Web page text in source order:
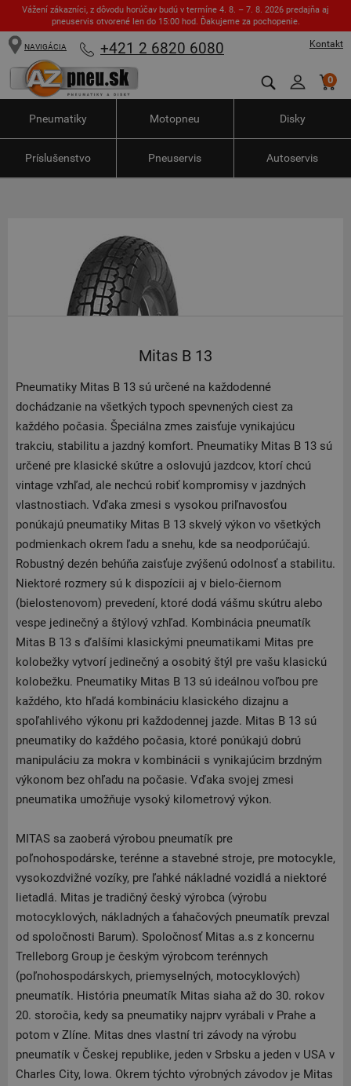
Vážení zákazníci, z dôvodu horúčav budú v termíne 4. 8. – 7. 8. 2026 predajňa aj
pneuservis otvorené len do 15:00 hod. Ďakujeme za pochopenie.
Kontakt
NAVIGÁCIA +421 2 6820 6080
0
Pneumatiky Motopneu Disky
Príslušenstvo Pneuservis Autoservis
Mitas B 13
Pneumatiky Mitas B 13 sú určené na každodenné
dochádzanie na všetkých typoch spevnených ciest za
každého počasia. Špeciálna zmes zaisťuje vynikajúcu
trakciu, stabilitu a jazdný komfort. Pneumatiky Mitas B 13 sú
určené pre klasické skútre a oslovujú jazdcov, ktorí chcú
vintage vzhľad, ale nechcú robiť kompromisy v jazdných
vlastnostiach. Vďaka zmesi s vysokou priľnavosťou
ponúkajú pneumatiky Mitas B 13 skvelý výkon vo všetkých
podmienkach okrem ľadu a snehu, kde sa neodporúčajú.
Robustný dezén behúňa zaisťuje zvýšenú odolnosť a stabilitu.
Niektoré rozmery sú k dispozícii aj v bielo-čiernom
(bielostenovom) prevedení, ktoré dodá vášmu skútru alebo
vespe jedinečný a štýlový vzhľad. Kombinácia pneumatík
Mitas B 13 s ďalšími klasickými pneumatikami Mitas pre
kolobežky vytvorí jedinečný a osobitý štýl pre vašu klasickú
kolobežku. Pneumatiky Mitas B 13 sú ideálnou voľbou pre
každého, kto hľadá kombináciu klasického dizajnu a
spoľahlivého výkonu pri každodennej jazde. Mitas B 13 sú
pneumatiky do každého počasia, ktoré ponúkajú dobrú
manipuláciu za mokra v kombinácii s vynikajúcim brzdným
výkonom bez ohľadu na počasie. Vďaka svojej zmesi
pneumatika umožňuje vysoký kilometrový výkon.
MITAS sa zaoberá výrobou pneumatík pre
poľnohospodárske, terénne a stavebné stroje, pre motocykle,
vysokozdvižné vozíky, pre ľahké nákladné vozidlá a niektoré
lietadlá. Mitas je tradičný český výrobca (výrobu
motocyklových, nákladných a ťahačových pneumatík prevzal
od spoločnosti Barum). Spoločnosť Mitas a.s z koncernu
Trelleborg Group je českým výrobcom terénnych
(poľnohospodárskych, priemyselných, motocyklových)
pneumatík. História pneumatík Mitas siaha až do 30. rokov
20. storočia, kedy sa pneumatiky najprv vyrábali v Prahe a
potom v Zlíne. Mitas dnes vlastní tri závody na výrobu
pneumatík v Českej republike, jeden v Srbsku a jeden v USA v
Charles City, Iowa. Okrem týchto výrobných závodov je Mitas